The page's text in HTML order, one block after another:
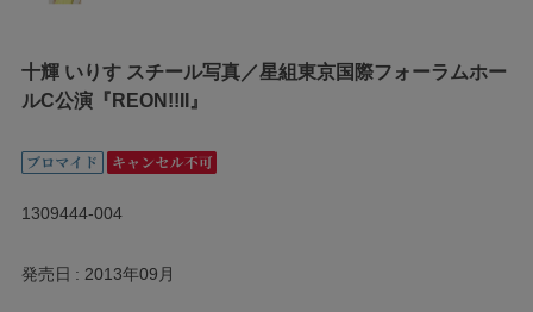
十輝 いりす スチール写真／星組東京国際フォーラムホー
ルC公演『REON!!II』
1309444-004
発売日 2013年09月